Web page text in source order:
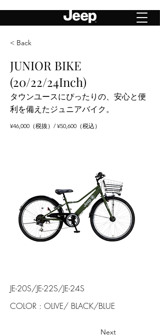
< Back
JUNIOR BIKE
(20/22/24Inch)
タウンユースにぴったりの、安心と便
利を備えたジュニアバイク。
¥46,000（税抜）/ ¥50,600（税込）
JE-20S/JE-22S/JE-24S
COLOR : OLIVE/ BLACK/BLUE
Next